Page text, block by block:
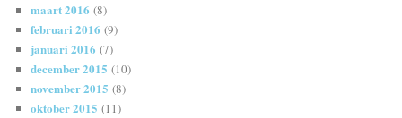
maart 2016 (8)
februari 2016 (9)
januari 2016 (7)
december 2015 (10)
november 2015 (8)
oktober 2015 (11)